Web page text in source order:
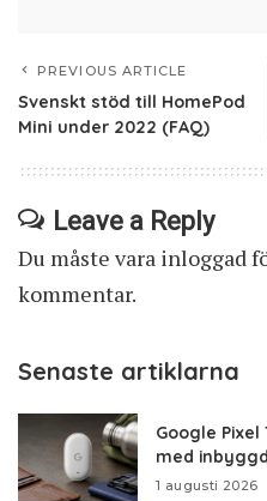
PREVIOUS ARTICLE
Svenskt stöd till HomePod
Mini under 2022 (FAQ)
Leave a Reply
Du måste vara inloggad
kommentar.
Senaste artiklarna
Google
med
1 augusti 2026